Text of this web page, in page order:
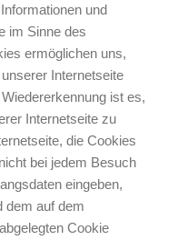
und
im Sinne des
ermöglichen uns,
Internetseite
ist es,
Internetseite zu
die Cookies
bei jedem Besuch
eingeben,
dem auf dem
Cookie